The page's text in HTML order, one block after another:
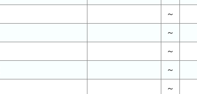
～
～
～
～
～